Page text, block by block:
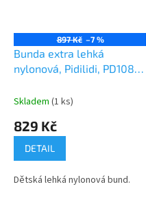
897 Kč –7 %
Bunda extra lehká
nylonová, Pidilidi, PD1087,
Skladem (1 ks)
829 Kč
DETAIL
Dětská lehká nylonová bund.